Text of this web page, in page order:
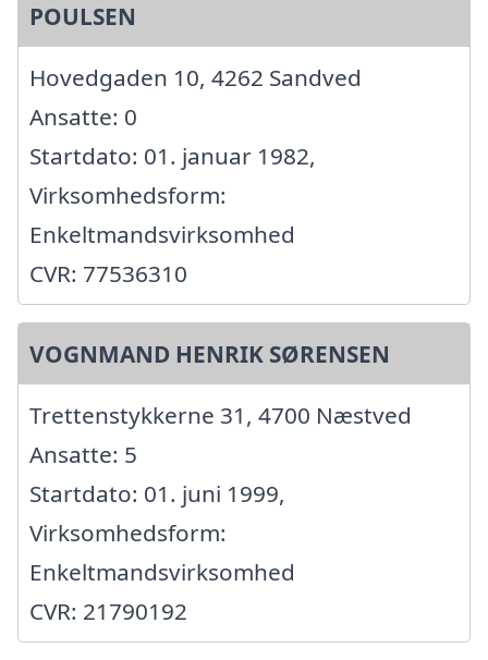
POULSEN
Hovedgaden 10, 4262 Sandved
Ansatte: 0
Startdato: 01. januar 1982,
Virksomhedsform:
Enkeltmandsvirksomhed
CVR: 77536310
VOGNMAND HENRIK SØRENSEN
Trettenstykkerne 31, 4700 Næstved
Ansatte: 5
Startdato: 01. juni 1999,
Virksomhedsform:
Enkeltmandsvirksomhed
CVR: 21790192